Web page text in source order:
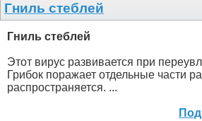
Гниль стеблей
Гниль стеблей
Этот вирус развивается при
Грибок поражает отдельные части
распространяется. ...